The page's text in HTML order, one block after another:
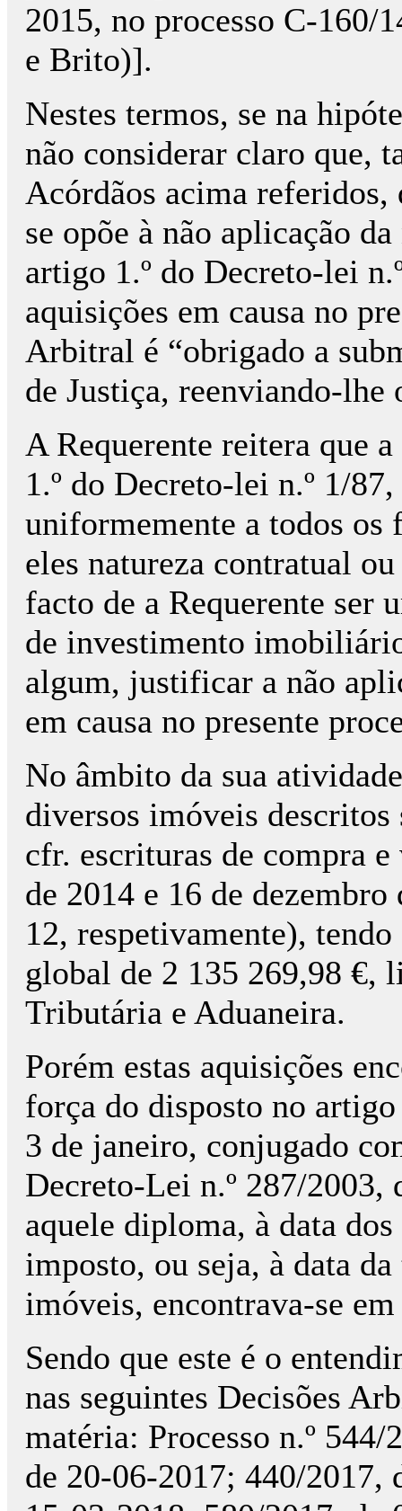
2015, no processo C-160/
e Brito)].
Nestes termos, se na
não considerar claro que,
Acórdãos acima
se opõe à não aplicação
artigo 1.º do Decreto-lei
aquisições em causa no
Arbitral é “obrigado a
de Justiça, reenviando-
A Requerente reitera que
1.º do Decreto-lei n.º 1/
uniformemente a todos os
eles natureza contratual
facto de a Requerente ser
de investimento
algum, justificar a não
em causa no presente
No âmbito da sua
diversos imóveis descritos
cfr. escrituras de compra
de 2014 e 16 de dezembro
12, respetivamente),
global de 2 135 269,98 €,
Tributária e Aduaneira.
Porém estas aquisições
força do disposto no
3 de janeiro, conjugado
Decreto-Lei n.º 287/2003,
aquele diploma, à data
imposto, ou seja, à data
imóveis, encontrava-se
Sendo que este é o
nas seguintes Decisões
matéria: Processo n.º
de 20-06-2017; 440/2017,